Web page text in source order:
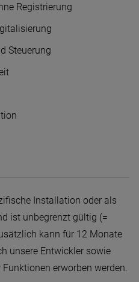
Registrierung
Steuerung
Installation oder als
ist unbegrenzt gültig (=
kann für 12 Monate
unsere Entwickler sowie
erworben werden.